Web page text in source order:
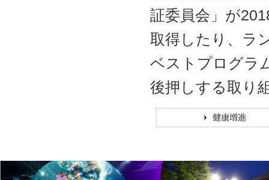
証委員会」が
取得したり、ラ
ベストプログラ
後押しする取り